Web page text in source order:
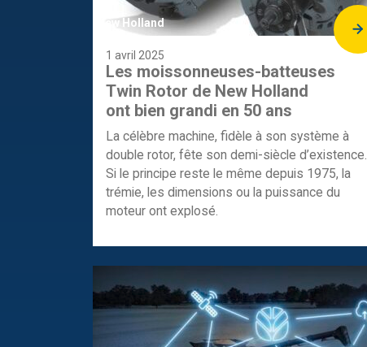
New Holland
1 avril 2025
Les moissonneuses-batteuses
Twin Rotor de New Holland
ont bien grandi en 50 ans
La célèbre machine, fidèle à son système à
double rotor, fête son demi-siècle d’existence.
Si le principe reste le même depuis 1975, la
trémie, les dimensions ou la puissance du
moteur ont explosé.